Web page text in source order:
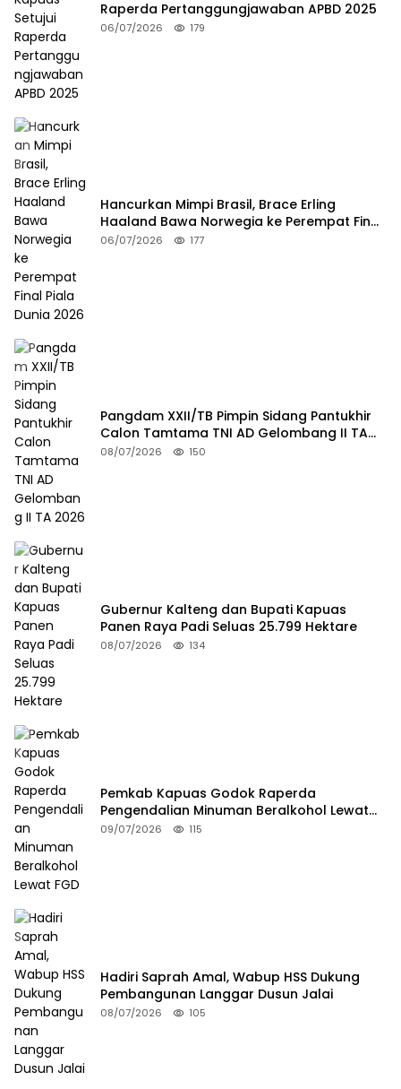
Raperda Pertanggungjawaban APBD 2025
06/07/2026 179
Hancurkan Mimpi Brasil, Brace Erling
Haaland Bawa Norwegia ke Perempat Final
Piala Dunia 2026
06/07/2026 177
Pangdam XXII/TB Pimpin Sidang Pantukhir
Calon Tamtama TNI AD Gelombang II TA
2026
08/07/2026 150
Gubernur Kalteng dan Bupati Kapuas
Panen Raya Padi Seluas 25.799 Hektare
08/07/2026 134
Pemkab Kapuas Godok Raperda
Pengendalian Minuman Beralkohol Lewat
FGD
09/07/2026 115
Hadiri Saprah Amal, Wabup HSS Dukung
Pembangunan Langgar Dusun Jalai
08/07/2026 105